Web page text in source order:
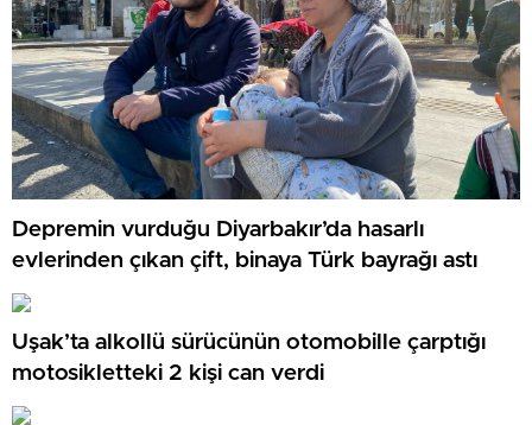
Depremin vurduğu Diyarbakır’da hasarlı
evlerinden çıkan çift, binaya Türk bayrağı astı
Uşak’ta alkollü sürücünün otomobille çarptığı
motosikletteki 2 kişi can verdi